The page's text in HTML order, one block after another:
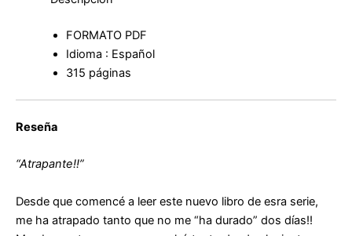
FORMATO PDF
Idioma : Español
315 páginas
Reseña
“Atrapante!!”
Desde que comencé a leer este nuevo libro de esra serie,
me ha atrapado tanto que no me “ha durado” dos días!!